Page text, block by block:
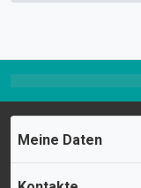
Meine Daten